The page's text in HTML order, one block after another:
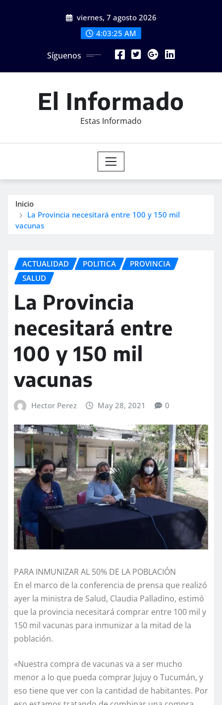
viernes, 7 agosto 2026
4:03:26 AM
Síguenos
El Informado
Estas Informado
Inicio
La Provincia necesitará entre 100 y 150 mil
vacunas
ACTUALIDAD POLITICA
PROVINCIA
SALUD
La Provincia
necesitará entre
100 y 150 mil
vacunas
Hector Perez May 28, 2021 0
PARA INMUNIZAR AL 50% DE LA POBLACIÓN
En el marco de la conferencia de prensa que realizó
ayer la ministra de Salud, Claudia Palladino, estimó
que la provincia necesitará comprar entre 100 mil y
150 mil vacunas para inmunizar a la mitad de la
población.
«Nuestra compra de vacunas va a ser mucho
menor a lo que pueda comprar Jujuy o Tucumán, y
eso tiene que ver con la cantidad de habitantes. Por